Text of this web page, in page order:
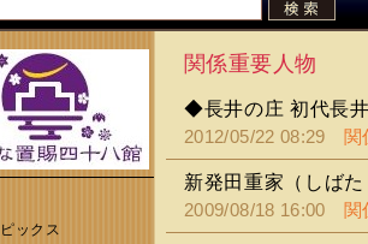
ックス
関係重要人物
◆長井の庄 初代長
2012/05/22 08:29 関
新発田重家（しば
2009/08/18 16:00 関